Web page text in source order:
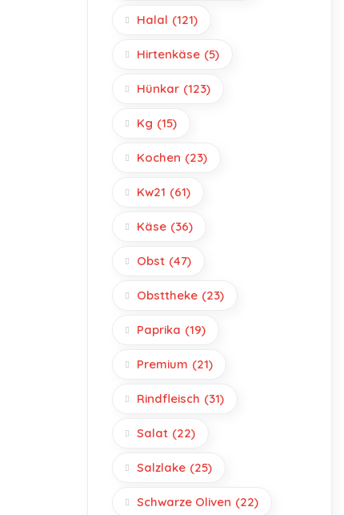
Halal (121)
Hirtenkäse (5)
Hünkar (123)
Kg (15)
Kochen (23)
Kw21 (61)
Käse (36)
Obst (47)
Obsttheke (23)
Paprika (19)
Premium (21)
Rindfleisch (31)
Salat (22)
Salzlake (25)
Schwarze Oliven (22)